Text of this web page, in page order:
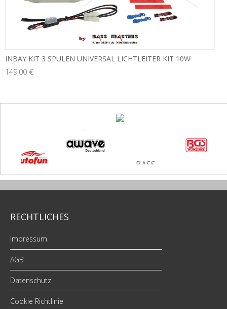
INBAY KIT 3 SPULEN UNIVERSAL LICHTLEITER KIT 10W
149,00 €
RECHTLICHES
Impressum
AGB
Datenschutz
Cookie Richtlinie